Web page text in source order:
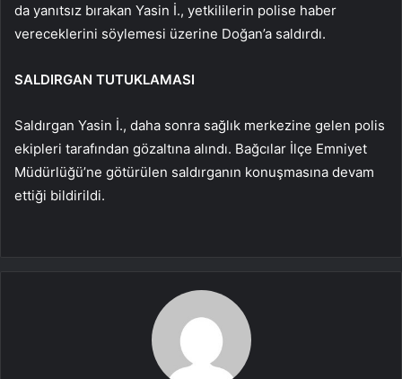
da yanıtsız bırakan Yasin İ., yetkililerin polise haber
vereceklerini söylemesi üzerine Doğan’a saldırdı.
SALDIRGAN TUTUKLAMASI
Saldırgan Yasin İ., daha sonra sağlık merkezine gelen polis
ekipleri tarafından gözaltına alındı. Bağcılar İlçe Emniyet
Müdürlüğü’ne götürülen saldırganın konuşmasına devam
ettiği bildirildi.